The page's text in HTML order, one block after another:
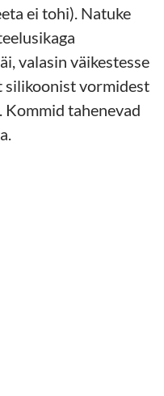
ei tohi). Natuke
valasin väikestesse
silikoonist vormidest
tahenevad